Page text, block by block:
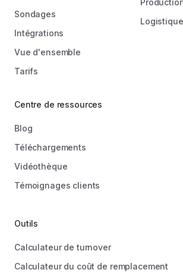
Sondages
Intégrations
Vue d'ensemble
Tarifs
Logistique
Centre de ressources
Blog
Téléchargements
Vidéothèque
Témoignages clients
Outils
Calculateur de turnover
Calculateur du coût de remplacement